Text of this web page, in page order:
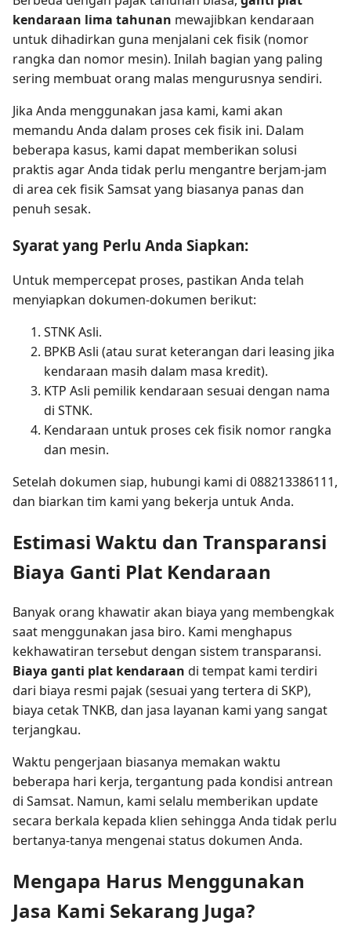
kendaraan lima tahunan mewajibkan kendaraan
untuk dihadirkan guna menjalani cek fisik (nomor
rangka dan nomor mesin). Inilah bagian yang paling
sering membuat orang malas mengurusnya sendiri.
Jika Anda menggunakan jasa kami, kami akan
memandu Anda dalam proses cek fisik ini. Dalam
beberapa kasus, kami dapat memberikan solusi
praktis agar Anda tidak perlu mengantre berjam-jam
di area cek fisik Samsat yang biasanya panas dan
penuh sesak.
Syarat yang Perlu Anda Siapkan:
Untuk mempercepat proses, pastikan Anda telah
menyiapkan dokumen-dokumen berikut:
STNK Asli.
BPKB Asli (atau surat keterangan dari leasing jika
kendaraan masih dalam masa kredit).
KTP Asli pemilik kendaraan sesuai dengan nama
di STNK.
Kendaraan untuk proses cek fisik nomor rangka
dan mesin.
Setelah dokumen siap, hubungi kami di 088213386111,
dan biarkan tim kami yang bekerja untuk Anda.
Estimasi Waktu dan Transparansi
Biaya Ganti Plat Kendaraan
Banyak orang khawatir akan biaya yang membengkak
saat menggunakan jasa biro. Kami menghapus
kekhawatiran tersebut dengan sistem transparansi.
Biaya ganti plat kendaraan di tempat kami terdiri
dari biaya resmi pajak (sesuai yang tertera di SKP),
biaya cetak TNKB, dan jasa layanan kami yang sangat
terjangkau.
Waktu pengerjaan biasanya memakan waktu
beberapa hari kerja, tergantung pada kondisi antrean
di Samsat. Namun, kami selalu memberikan update
secara berkala kepada klien sehingga Anda tidak perlu
bertanya-tanya mengenai status dokumen Anda.
Mengapa Harus Menggunakan
Jasa Kami Sekarang Juga?